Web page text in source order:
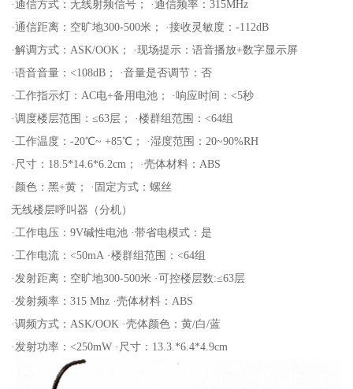
·通信方式：无线射频信号； ·通信频率：315MHz
·通信距离：空旷地300-500米； ·接收灵敏度：-112dB
·解调方式：ASK/OOK； ·现场提示：语音播放+数字显示屏
·语音音量：<108dB； ·音量是否调节：否
·工作指示灯：AC电+备用电池； ·响应时间：<5秒
·调度楼层范围：≤63层； ·楼群组范围：<64组
·工作温度：-20℃~ +85℃； ·湿度范围：20~90%RH
·尺寸：18.5*14.6*6.2cm； ·壳体材料：ABS
·颜色：黑+黄； ·固定方式：螺丝
无线楼层呼叫器（分机）
·工作电压：9V碱性电池 ·带省电模式：是
·工作电流：<50mA ·楼群组范围：<64组
·发射距离：空旷地300-500米 ·可控楼层数:≤63层
·发射频率：315 Mhz ·壳体材料：ABS
·调频方式：ASK/OOK ·壳体颜色：黄/白/蓝
·发射功率：<250mW ·尺寸：13.3.*6.4*4.9cm